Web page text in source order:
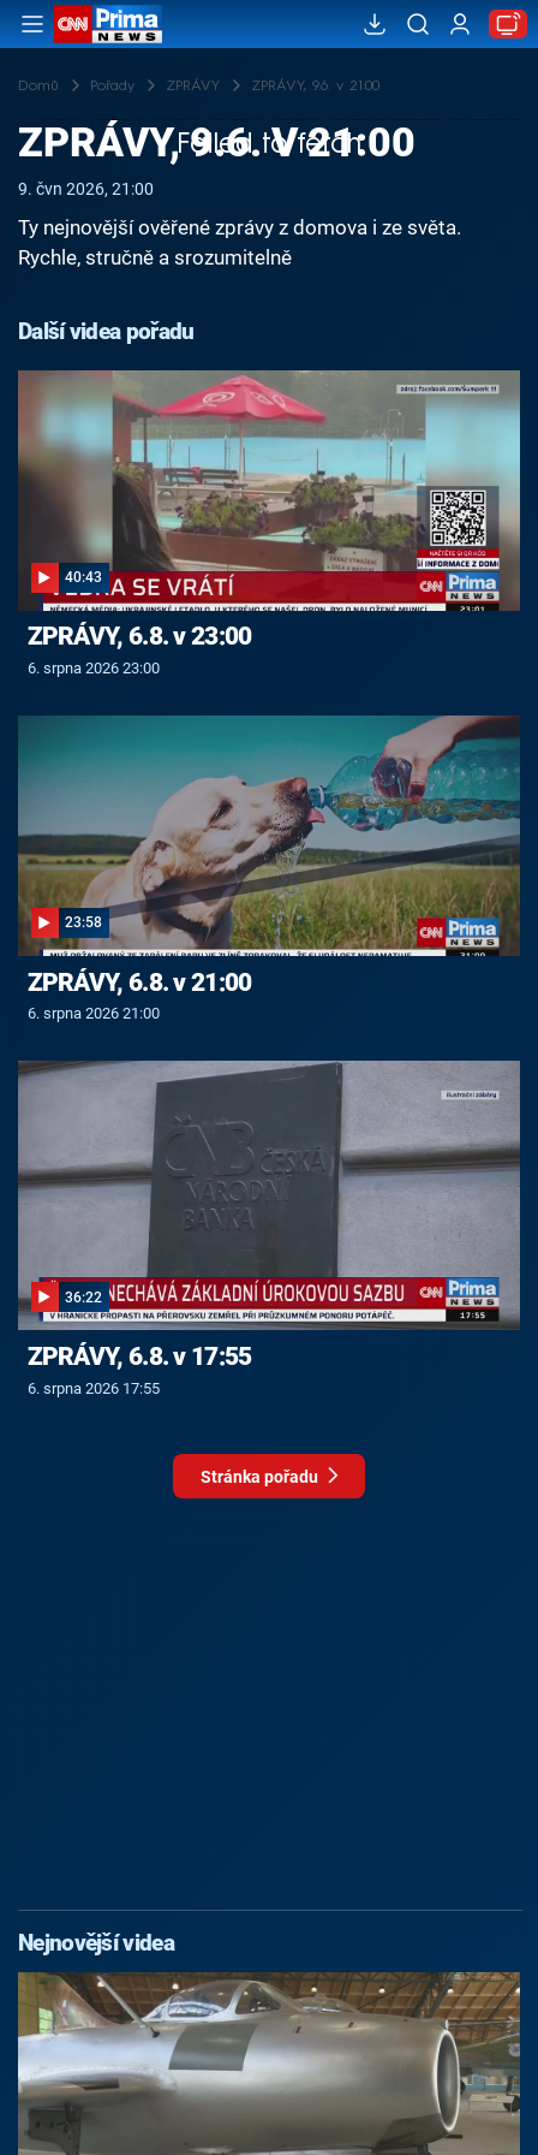
Domů Pořady ZPRÁVY ZPRÁVY, 9.6. v 21:00
Failed to fetch
ZPRÁVY, 9.6. V 21:00
9. čvn 2026, 21:00
Ty nejnovější ověřené zprávy z domova i ze světa.
Rychle, stručně a srozumitelně
Další videa pořadu
40:43
ZPRÁVY, 6.8. v 23:00
6. srpna 2026 23:00
23:58
ZPRÁVY, 6.8. v 21:00
6. srpna 2026 21:00
36:22
ZPRÁVY, 6.8. v 17:55
6. srpna 2026 17:55
Stránka pořadu
Nejnovější videa